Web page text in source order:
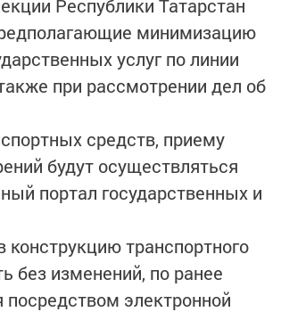
Республики Татарстан
минимизацию
услуг по линии
при рассмотрении дел об
средств, приему
будут осуществляться
портал государственных и
транспортного
без изменений, по ранее
электронной